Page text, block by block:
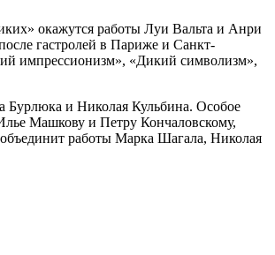
окажутся работы Луи Вальта и Анри
гастролей в Париже и Санкт-
импрессионизм», «Дикий символизм»,
Бурлюка и Николая Кульбина. Особое
Машкову и Петру Кончаловскому,
работы Марка Шагала, Николая